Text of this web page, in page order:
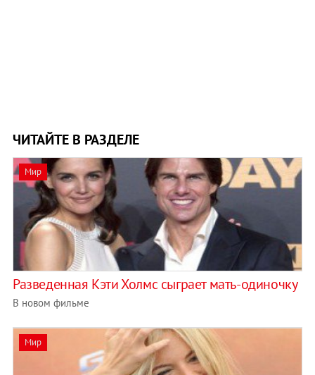
ЧИТАЙТЕ В РАЗДЕЛЕ
Мир
Разведенная Кэти Холмс сыграет мать-одиночку
В новом фильме
Мир